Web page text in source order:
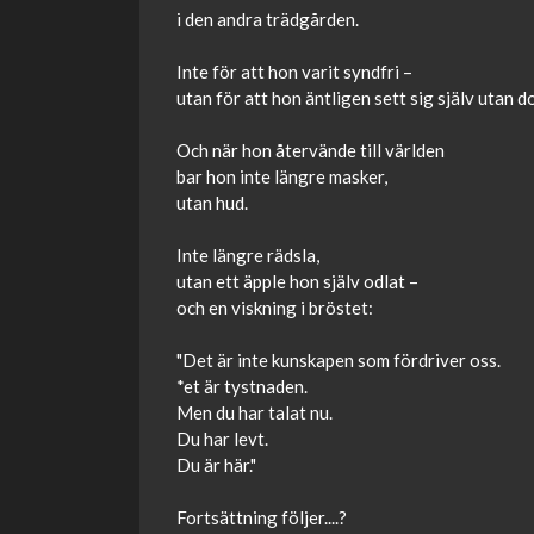
i den andra trädgården.
Inte för att hon varit syndfri –
utan för att hon äntligen sett sig själv utan
Och när hon återvände till världen
bar hon inte längre masker,
utan hud.
Inte längre rädsla,
utan ett äpple hon själv odlat –
och en viskning i bröstet:
"Det är inte kunskapen som fördriver oss.
*et är tystnaden.
Men du har talat nu.
Du har levt.
Du är här."
Fortsättning följer....?